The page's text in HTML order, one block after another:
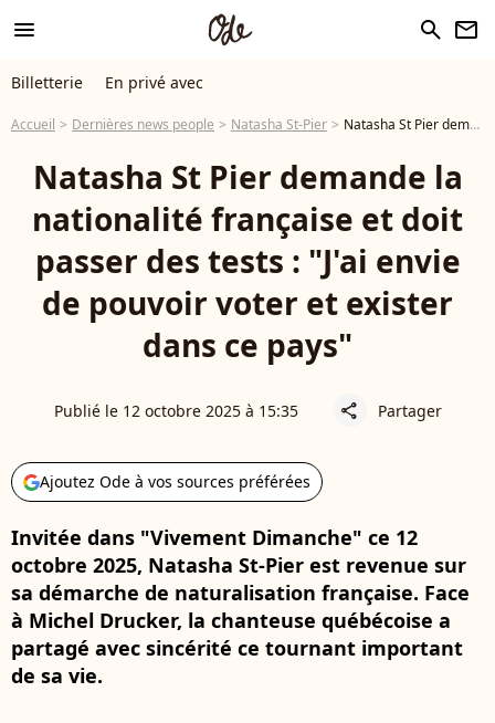
menu search newsletter
Billetterie En privé avec
Accueil Dernières news people Natasha St-Pier Natasha St Pier demande la nationalité française et doit passer des tests : "J'ai envie de pouvoir voter et exister dans ce pays"
Natasha St Pier demande la
nationalité française et doit
passer des tests : "J'ai envie
de pouvoir voter et exister
dans ce pays"
Publié le 12 octobre 2025 à 15:35 share Partager
Ajoutez Ode à vos sources préférées
Invitée dans "Vivement Dimanche" ce 12
octobre 2025, Natasha St-Pier est revenue sur
sa démarche de naturalisation française. Face
à Michel Drucker, la chanteuse québécoise a
partagé avec sincérité ce tournant important
de sa vie.